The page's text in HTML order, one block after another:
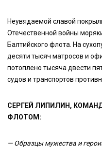
Неувядаемой славой
Отечественной войны
Балтийского флота. На
десяти тысяч матросов и
потоплено тысяча двести
судов и транспортов
СЕРГЕЙ ЛИПИЛИН,
ФЛОТОМ:
— Образцы мужества и